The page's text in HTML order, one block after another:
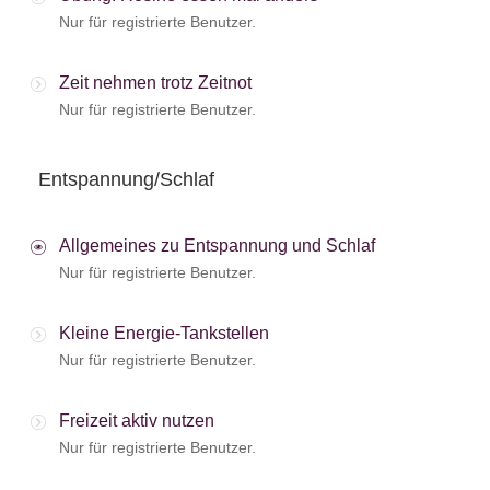
Nur für registrierte Benutzer.
Zeit nehmen trotz Zeitnot
Nur für registrierte Benutzer.
Entspannung/Schlaf
Allgemeines zu Entspannung und Schlaf
Nur für registrierte Benutzer.
Kleine Energie-Tankstellen
Nur für registrierte Benutzer.
Freizeit aktiv nutzen
Nur für registrierte Benutzer.